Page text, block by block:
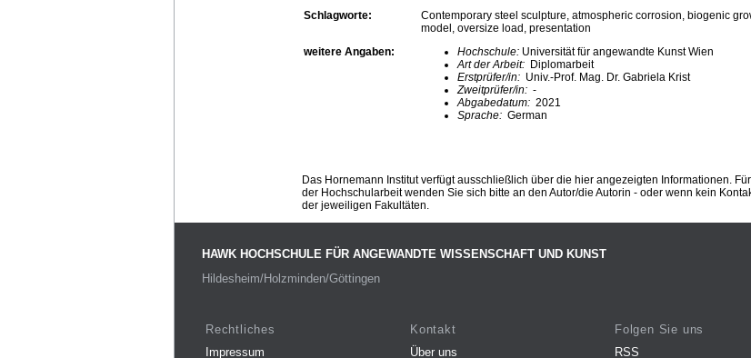
Schlagworte:
Contemporary steel sculpture, atmospheric corrosion, biogenic
model, oversize load, presentation
weitere Angaben:
Hochschule: Universität für angewandte Kunst Wien
Art der Arbeit: Diplomarbeit
Erstprüfer/in: Univ.-Prof. Mag. Dr. Gabriela Krist
Zweitprüfer/in: -
Abgabedatum: 2021
Sprache: German
Das Hornemann Institut verfügt ausschließlich über die hier angezeigten Informationen.
der Hochschularbeit wenden Sie sich bitte an den Autor/die Autorin - oder wenn kein
der jeweiligen Fakultäten.
HAWK HOCHSCHULE FÜR ANGEWANDTE WISSENSCHAFT UND KUNST
Hildesheim/Holzminden/Göttingen
Rechtliches
Impressum
Kontakt
Über uns
Folgen Sie uns
RSS